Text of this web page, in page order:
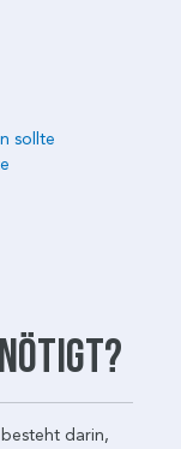
sollte
darin,